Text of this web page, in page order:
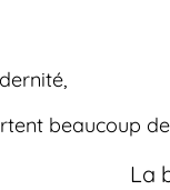
beaucoup
La